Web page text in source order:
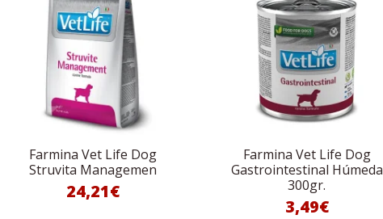
Farmina Vet Life Dog
Struvita Managemen
24,21€
Farmina Vet Life Dog
Gastrointestinal Húmeda
300gr.
3,49€